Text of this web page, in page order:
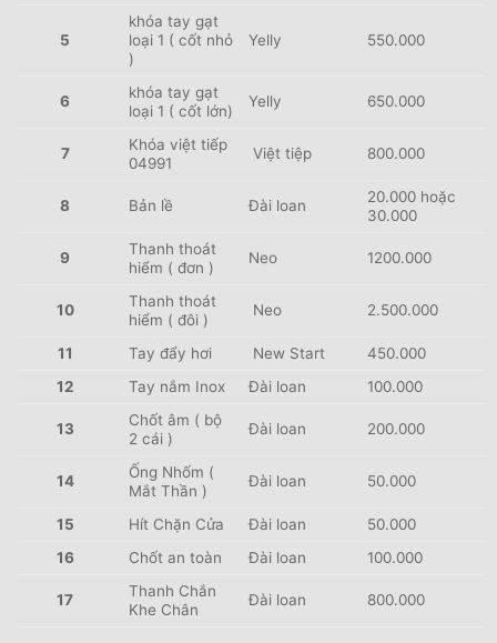
5
khóa tay gạt
loại 1 ( cốt nhỏ
)
Yelly 550.000
6
khóa tay gạt
loại 1 ( cốt lớn)
Yelly 650.000
7
Khóa việt tiếp
04991
Việt tiệp 800.000
8 Bản lề Đài loan
20.000 hoặc
30.000
9
Thanh thoát
hiểm ( đơn )
Neo 1200.000
10
Thanh thoát
hiểm ( đôi )
Neo 2.500.000
11 Tay đẩy hơi New Start
450.000
12
Tay nắm Inox Đài loan 100.000
13
Chốt âm ( bộ
2 cái )
Đài loan 200.000
14
Ống Nhốm (
Mắt Thần )
Đài loan 50.000
15 Hít Chặn Cửa Đài loan
50.000
16
Chốt an toàn Đài loan 100.000
17
Thanh Chắn
Khe Chân
Đài loan 800.000